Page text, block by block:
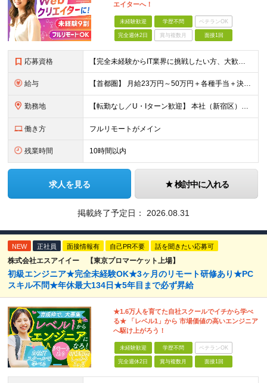
エイターへ！
未経験歓迎 学歴不問 ベテランOK
完全週休2日 賞与複数月 面接1回
応募資格 【完全未経験からIT業界に挑戦したい方、大歓迎！】 ●応募年齢制限：34歳まで（若年層の長期キャリア形成を図るため） ★学歴不問・転職回数不問 ★第二新卒・社会人デビューOK 【こんな方を求めていま
給与 【首都圏】 月給23万円～50万円＋各種手当＋決算賞与 【大阪】 月給22万円～50万円＋各種手当＋決算賞与 【愛知】 月給21.5万円～50万円＋各種手当＋決算賞与 【福岡・宮城】 月給20万
勤務地 【転勤なし／U・Iターン歓迎】 本社（新宿区）、大阪支店、名古屋支店または東京都・神奈川県・千葉県・埼玉県・愛知県・大阪府・福岡県をはじめ、全国のプロジェクト先 ※ご希望を最大限考慮して配属先を決定
働き方 フルリモートがメイン
残業時間 10時間以内
求人を見る 検討中に入れる
掲載終了予定日： 2026.08.31
NEW 正社員 面接情報有 自己PR不要 話を聞きたい応募可
株式会社エスアイイー 【東京プロマーケット上場】
初級エンジニア★完全未経験OK★3ヶ月のリモート研修あり★PC
スキル不問★年休最大134日★5年目まで必ず昇給
★1.6万人を育てた自社スクールでイチから学べ
る★ 「レベル1」から 市場価値の高いエンジニア
へ駆け上がろう！
未経験歓迎 学歴不問 ベテランOK
完全週休2日 賞与複数月 面接1回